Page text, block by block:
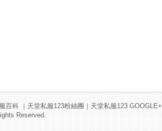
百科｜ 天堂私服123粉絲團 ｜ 天堂私服123 GOOGLE+
Reserved.